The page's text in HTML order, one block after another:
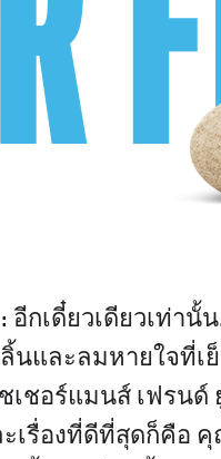
กเดี๋ยวเดียวเท่านั้
นและลมหายใจที่
ชอร์แมนส์ เฟรนด์
เรื่องที่ดีที่สุดก็คือ